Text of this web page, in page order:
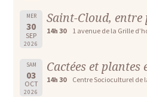
MER
30
SEP
2026
Saint-Cloud,
14h 30 1 avenue de la Grille
SAM
03
OCT
2026
Cactées et plantes
14h 30 Centre Socioculturel de